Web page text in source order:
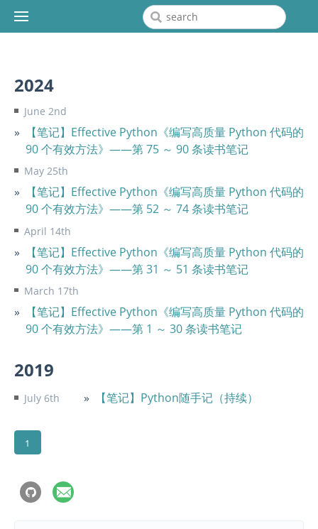
2024
June 2nd
【笔记】Effective Python《编写高质量 Python 代码的
90 个有效方法》——第 75 ～ 90 条读书笔记
May 25th
【笔记】Effective Python《编写高质量 Python 代码的
90 个有效方法》——第 52 ～ 74 条读书笔记
April 14th
【笔记】Effective Python《编写高质量 Python 代码的
90 个有效方法》——第 31 ～ 51 条读书笔记
March 17th
【笔记】Effective Python《编写高质量 Python 代码的
90 个有效方法》——第 1 ～ 30 条读书笔记
2019
July 6th 【笔记】Python随手记（持续）
1